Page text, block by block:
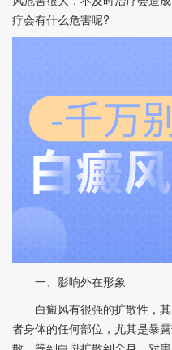
疗会有什么危害呢?
一、影响外在形象
白癜风有很强的扩散性，其
者身体的任何部位，尤其是暴